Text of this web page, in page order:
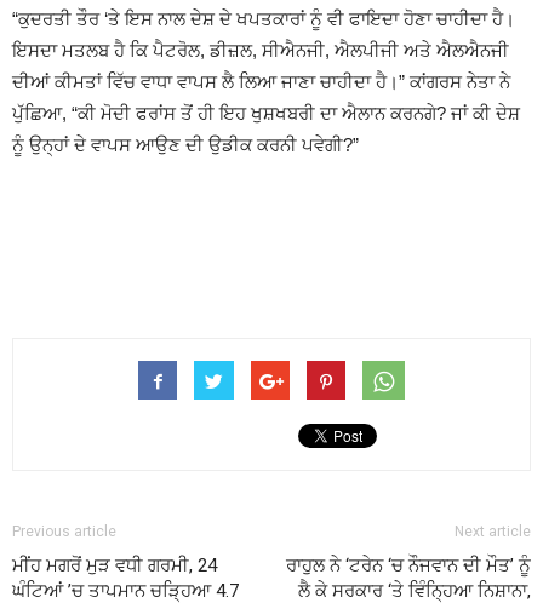
“ਕੁਦਰਤੀ ਤੌਰ ‘ਤੇ ਇਸ ਨਾਲ ਦੇਸ਼ ਦੇ ਖਪਤਕਾਰਾਂ ਨੂੰ ਵੀ ਫਾਇਦਾ ਹੋਣਾ ਚਾਹੀਦਾ ਹੈ।
ਇਸਦਾ ਮਤਲਬ ਹੈ ਕਿ ਪੈਟਰੋਲ, ਡੀਜ਼ਲ, ਸੀਐਨਜੀ, ਐਲਪੀਜੀ ਅਤੇ ਐਲਐਨਜੀ
ਦੀਆਂ ਕੀਮਤਾਂ ਵਿੱਚ ਵਾਧਾ ਵਾਪਸ ਲੈ ਲਿਆ ਜਾਣਾ ਚਾਹੀਦਾ ਹੈ।” ਕਾਂਗਰਸ ਨੇਤਾ ਨੇ
ਪੁੱਛਿਆ, “ਕੀ ਮੋਦੀ ਫਰਾਂਸ ਤੋਂ ਹੀ ਇਹ ਖੁਸ਼ਖਬਰੀ ਦਾ ਐਲਾਨ ਕਰਨਗੇ? ਜਾਂ ਕੀ ਦੇਸ਼
ਨੂੰ ਉਨ੍ਹਾਂ ਦੇ ਵਾਪਸ ਆਉਣ ਦੀ ਉਡੀਕ ਕਰਨੀ ਪਵੇਗੀ?”
Previous article
ਮੀਂਹ ਮਗਰੋਂ ਮੁੜ ਵਧੀ ਗਰਮੀ, 24
ਘੰਟਿਆਂ ’ਚ ਤਾਪਮਾਨ ਚੜ੍ਹਿਆ 4.7
Next article
ਰਾਹੁਲ ਨੇ ‘ਟਰੇਨ ‘ਚ ਨੌਜਵਾਨ ਦੀ ਮੌਤ’ ਨੂੰ
ਲੈ ਕੇ ਸਰਕਾਰ ‘ਤੇ ਵਿੰਨ੍ਹਿਆ ਨਿਸ਼ਾਨਾ,